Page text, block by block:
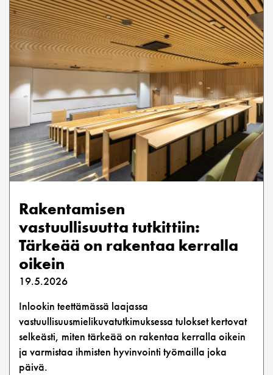
Rakentamisen
vastuullisuutta tutkittiin:
Tärkeää on rakentaa kerralla
oikein
19.5.2026
Inlookin teettämässä laajassa
vastuullisuusmielikuvatutkimuksessa tulokset kertovat
selkeästi, miten tärkeää on rakentaa kerralla oikein
ja varmistaa ihmisten hyvinvointi työmailla joka
päivä.